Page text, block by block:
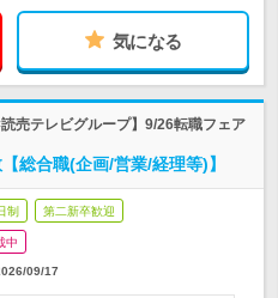
気になる
売テレビグループ】9/26転職フェア
総合職(企画/営業/経理等)】
制 第二新卒歓迎
中
09/17